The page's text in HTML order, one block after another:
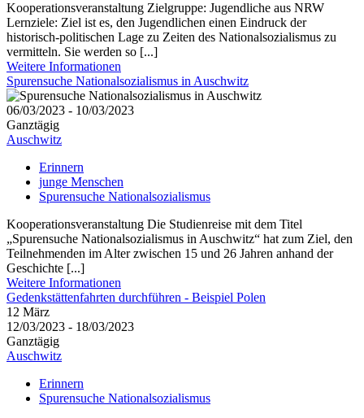
Kooperationsveranstaltung Zielgruppe: Jugendliche aus NRW
Lernziele: Ziel ist es, den Jugendlichen einen Eindruck der
historisch-politischen Lage zu Zeiten des Nationalsozialismus zu
vermitteln. Sie werden so [...]
Weitere Informationen
Spurensuche Nationalsozialismus in Auschwitz
06/03/2023 - 10/03/2023
Ganztägig
Auschwitz
Erinnern
junge Menschen
Spurensuche Nationalsozialismus
Kooperationsveranstaltung Die Studienreise mit dem Titel
„Spurensuche Nationalsozialismus in Auschwitz“ hat zum Ziel, den
Teilnehmenden im Alter zwischen 15 und 26 Jahren anhand der
Geschichte [...]
Weitere Informationen
Gedenkstättenfahrten durchführen - Beispiel Polen
12 März
12/03/2023 - 18/03/2023
Ganztägig
Auschwitz
Erinnern
Spurensuche Nationalsozialismus